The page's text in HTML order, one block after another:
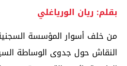
بقلم: ريان الورياغلي
النقاش حول جدوى الوساطة